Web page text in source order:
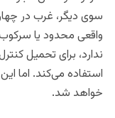
سوی دیگر، غرب در
واقعی محدود یا
ندارد، برای تحمیل
استفاده می‌کند. اما
خواهد شد.